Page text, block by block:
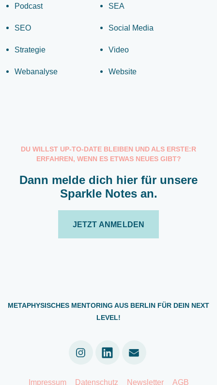
Podcast SEA
SEO Social Media
Strategie Video
Webanalyse Website
DU WILLST UP-TO-DATE BLEIBEN UND ALS ERSTE:R
ERFAHREN, WENN ES ETWAS NEUES GIBT?
Dann melde dich hier für unsere
Sparkle Notes an.
JETZT ANMELDEN
METAPHYSISCHES MENTORING AUS BERLIN FÜR DEIN NEXT
LEVEL!
Linkedin
Impressum Datenschutz Newsletter AGB